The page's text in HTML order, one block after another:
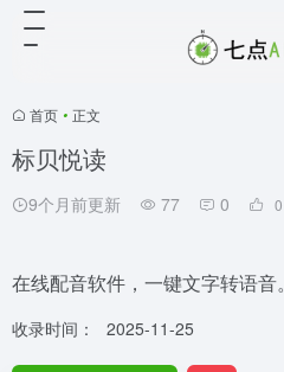
首页 • 正文
标贝悦读
9个月前更新 77 0 0
在线配音软件，一键文字转语音。
收录时间： 2025-11-25